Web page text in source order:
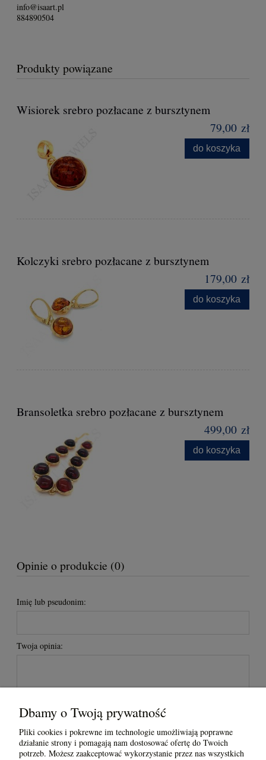
info@isaart.pl
884890504
Produkty powiązane
Wisiorek srebro pozłacane z bursztynem
79,00 zł
do koszyka
Kolczyki srebro pozłacane z bursztynem
179,00 zł
do koszyka
Bransoletka srebro pozłacane z bursztynem
499,00 zł
do koszyka
Opinie o produkcie (0)
Imię lub pseudonim:
Twoja opinia:
wyślij
Dbamy o Twoją prywatność
Pliki cookies i pokrewne im technologie umożliwiają poprawne
działanie strony i pomagają nam dostosować ofertę do Twoich
potrzeb. Możesz zaakceptować wykorzystanie przez nas wszystkich